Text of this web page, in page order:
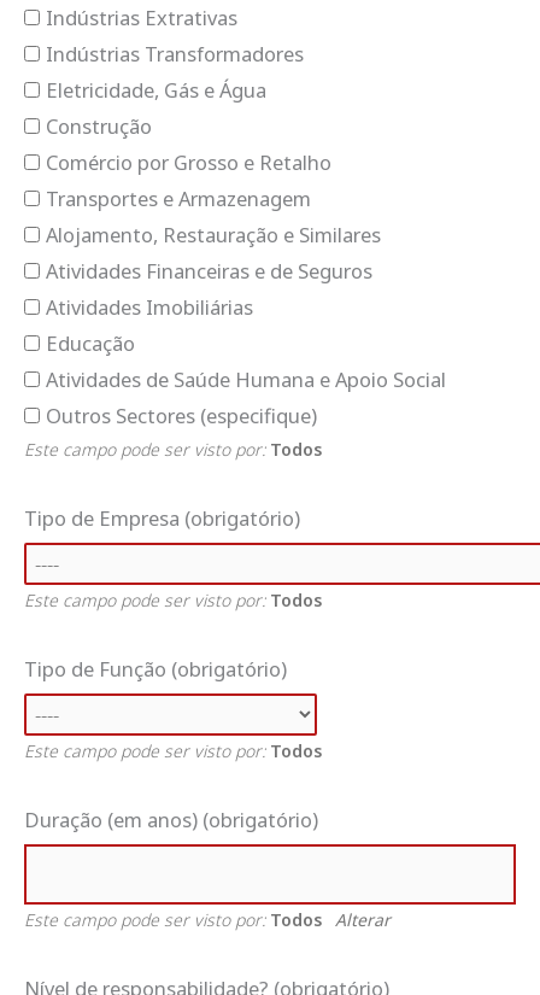
Indústrias Extrativas
Indústrias Transformadores
Eletricidade, Gás e Água
Construção
Comércio por Grosso e Retalho
Transportes e Armazenagem
Alojamento, Restauração e Similares
Atividades Financeiras e de Seguros
Atividades Imobiliárias
Educação
Atividades de Saúde Humana e Apoio Social
Outros Sectores (especifique)
Este campo pode ser visto por: Todos
Tipo de Empresa (obrigatório)
Este campo pode ser visto por: Todos
Tipo de Função (obrigatório)
Este campo pode ser visto por: Todos
Duração (em anos) (obrigatório)
Este campo pode ser visto por: Todos Alterar
Nível de responsabilidade? (obrigatório)